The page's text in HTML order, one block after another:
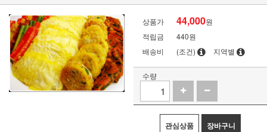
상품가 44,000원
적립금
440원
배송비
(조건) 지역별
수량
관심상품 장바구니